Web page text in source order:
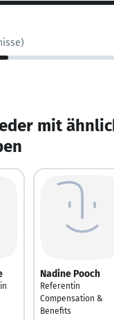
mit
Nadine Pooch
Referentin
Compensation &
Benefits